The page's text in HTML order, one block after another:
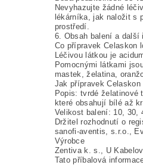
Nevyhazujte žádné
lékárníka, jak naložit s
prostředí.
6. Obsah balení a další
Co přípravek Celaskon
Léčivou látkou je
Pomocnými látkami
mastek, želatina,
Jak přípravek
Popis: tvrdé želatinové
které obsahují bílé až
Velikost balení: 10, 30,
Držitel rozhodnutí o
sanofi-aventis, s.r.o.,
Výrobce
Zentiva k. s., U
Tato příbalová